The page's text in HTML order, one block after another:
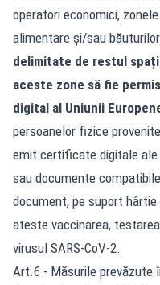
operatori economici,
alimentare și/sau
delimitate de restul
aceste zone să fie
digital al Uniunii
persoanelor fizice
emit certificate digitale ale
sau documente
document, pe suport
ateste vaccinarea,
virusul SARS-CoV-2.
Art.6 - Măsurile prevăzute